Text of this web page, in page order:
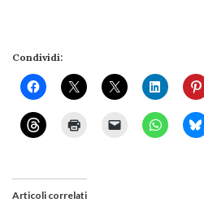
Condividi:
Articoli correlati